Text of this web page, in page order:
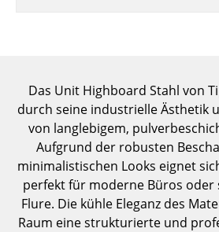
Einzelteile
... alle Tische
Aufbewahren
Regale & Schränke
Das Unit Highboard Stahl von
durch seine industrielle Ästhetik
von langlebigem,
Aufgrund der robusten
minimalistischen Looks eignet
perfekt für moderne Büros
Flure. Die kühle Eleganz des
Raum eine strukturierte und